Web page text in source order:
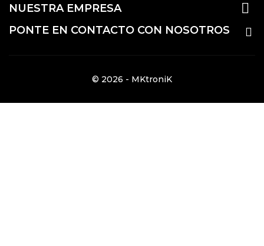
NUESTRA EMPRESA 
PONTE EN CONTACTO CON NOSOTROS
© 2026 - MKtroniK